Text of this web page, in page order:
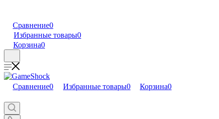
Сравнение0
Избранные товары0
Корзина0
Сравнение0 Избранные товары0 Корзина0